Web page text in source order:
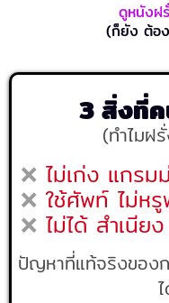
ดูหนังฝ
(ก็ยัง ต้อ
3 สิ่งที่ค
(ทำไมฝ
❌ ไม่เก่ง แกรม
❌ ใช้ศัพท์ ไม่ห
❌ ไม่ได้ สำเนียง
ปัญหาที่แท้จริงของ